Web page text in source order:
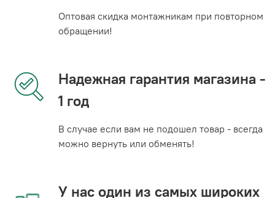
Оптовая скидка монтажникам при повторном
обращении!
Надежная гарантия магазина -
1 год
В случае если вам не подошел товар - всегда
можно вернуть или обменять!
У нас один из самых широких